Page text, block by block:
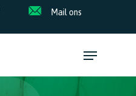
Mail ons
Menu
Close